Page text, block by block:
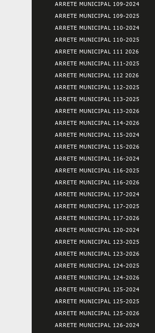
ARRETE MUNICIPAL 109-2024
ARRETE MUNICIPAL 109-2025
ARRETE MUNICIPAL 110-2024
ARRETE MUNICIPAL 110-2025
ARRETE MUNICIPAL 111 2026
ARRETE MUNICIPAL 111-2025
ARRETE MUNICIPAL 112 2026
ARRETE MUNICIPAL 112-2025
ARRETE MUNICIPAL 113-2025
ARRETE MUNICIPAL 113-2026
ARRETE MUNICIPAL 114-2026
ARRETE MUNICIPAL 115-2024
ARRETE MUNICIPAL 115-2026
ARRETE MUNICIPAL 116-2024
ARRETE MUNICIPAL 116-2025
ARRETE MUNICIPAL 116-2026
ARRETE MUNICIPAL 117-2024
ARRETE MUNICIPAL 117-2025
ARRETE MUNICIPAL 117-2026
ARRETE MUNICIPAL 120-2024
ARRETE MUNICIPAL 123-2025
ARRETE MUNICIPAL 123-2026
ARRETE MUNICIPAL 124-2025
ARRETE MUNICIPAL 124-2026
ARRETE MUNICIPAL 125-2024
ARRETE MUNICIPAL 125-2025
ARRETE MUNICIPAL 125-2026
ARRETE MUNICIPAL 126-2024